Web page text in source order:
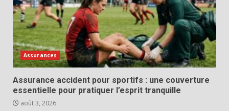
Assurances
Assurance accident pour sportifs : une couverture
essentielle pour pratiquer l’esprit tranquille
août 3, 2026